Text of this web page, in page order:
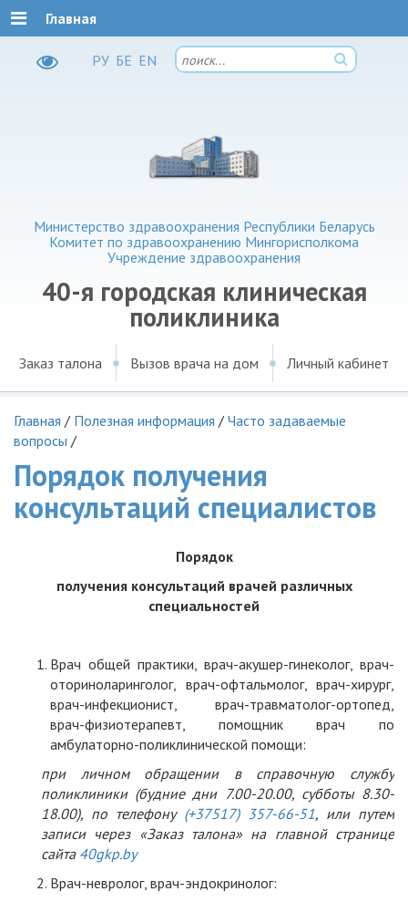
РУ БЕ EN
Министерство здравоохранения Республики Беларусь
Комитет по здравоохранению Мингорисполкома
Учреждение здравоохранения
40-я городская клиническая
поликлиника
Главная
Заказ талона Вызов врача на дом Личный кабинет
Главная / Полезная информация / Часто задаваемые
вопросы /
Порядок получения
консультаций специалистов
Порядок
получения консультаций врачей различных
специальностей
Врач общей практики, врач-акушер-гинеколог, врач-
оториноларинголог, врач-офтальмолог, врач-хирург,
врач-инфекционист, врач-травматолог-ортопед,
врач-физиотерапевт, помощник врач по
амбулаторно-поликлинической помощи:
при личном обращении в справочную службу
поликлиники (будние дни 7.00-20.00, субботы 8.30-
18.00), по телефону (+37517) 357-66-51, или путем
записи через «Заказ талона» на главной странице
сайта 40gkp.by
Врач-невролог, врач-эндокринолог: